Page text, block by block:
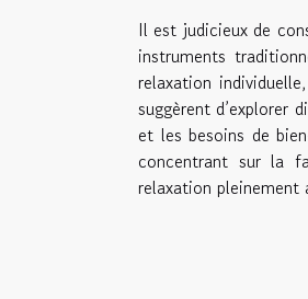
Il est judicieux de
instruments
relaxation
suggèrent d’explorer
et les besoins de
concentrant sur la
relaxation pleinement